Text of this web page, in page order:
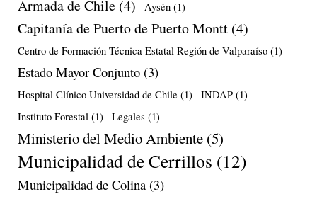
Armada de Chile (4) Aysén (1)
Capitanía de Puerto de Puerto Montt (4)
Centro de Formación Técnica Estatal Región de Valparaíso (1)
Estado Mayor Conjunto (3)
Hospital Clínico Universidad de Chile (1) INDAP (1)
Instituto Forestal (1) Legales (1)
Ministerio del Medio Ambiente (5)
Municipalidad de Cerrillos (12)
Municipalidad de Colina (3)